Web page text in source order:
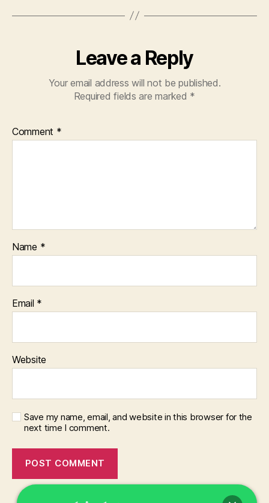
Leave a Reply
Your email address will not be published.
Required fields are marked *
Comment *
Name *
Email *
Website
Save my name, email, and website in this browser for the
next time I comment.